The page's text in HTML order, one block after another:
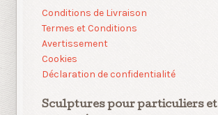
Conditions de Livraison
Termes et Conditions
Avertissement
Cookies
Déclaration de confidentialité
Sculptures pour particuliers et